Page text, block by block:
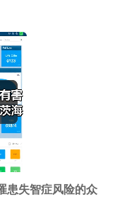
患失智症风险的众